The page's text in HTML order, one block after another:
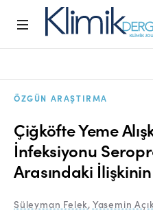
Arşiv
Açık Erişim İlkesi
Yayın Kurulu
Etik İlkeler
ÖZGÜN ARAŞTIRMA
Çiğköfte Yeme
İnfeksiyonu
Arasındaki İlişkinin
Süleyman Felek, Yasemin